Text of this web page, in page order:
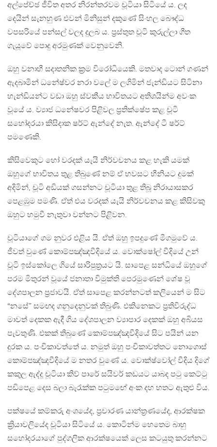
අල්පේච්ඡ ජීවිත අතර නිරන්තරවම චූටියා සිටියේ ය. ලද
දෙයින් සැනහුණ එවන් මිනිසුන් දකුණේ සිංහල බෞද්ධ
වපසරියේ පන්සල් වලද දුලබ ය. ප්‍රස්තුත චූටි කුරුල්ලා ගීත
ගැයූවේ පොදු අරමුණක් වෙනුවෙනි.
ඔහු වනාහී සදාතනික ක්‍රම විරෝධියෙකි. මතවාද ටොන් ගණන්
ඇදබාමින් ධනේෂ්වර නරා වලේ ම ලගිමින් ජැන්ඩියට සිටිනා
හැන්ඩියන්ට වඩා ඔහු ස්වකීය භාවිතයට අතිශයින්ම අවංක
වූයේ ය. ව්‍යාජ ධනේෂවර පිළිවල ප්‍රතික්ෂේප කළ චූටි
සහෝදරයා කිසිදාක ෂර්ට් ඇන්දේ නැත. ඇන්දේ ටී ෂර්ට්
පමණෙකි.
කිසිවෙකුට හෝ වරදක් යැයි නිර්වචනය කළ හැකි යමක්
ඔහුගේ භාවිතය තුළ තිබුණේ නම් ඒ හවසට හීනියට දුමක්
අදිමින්, චූටි අඩියක් ගසන්නට චූටියා තුළ තිබූ නිරායාසකර
පෙළඹුම පමණි. ඒත් එය වරදක් යැයි නිර්වචනය කළ කිසිවකු
ඔහුට හමුවී නැතුවා වන්නට පිළිවන.
චූටියාගේ ගම නුවර එළිය යි. ඒත් ඔහු ඉපදුණේ මීගමුවේ ය.
ජීවත් වුණේ කොම්පඤ්ඤවීදියේ ය. වොක්ෂෝල් වීදියේ උන්
චූටි ඉස්කෝලෙ ගියේ සාරිපුත්‍රයට යි. සාපෙළ සන්ධියේ ඔහුගේ
පරම මිතුරන් වූයේ ජනාතා විමුක්ති පෙරමුණෙන් ශේෂ වූ
දේශපාලන ප්‍රජාවයි. ඒත් සාපෙළ කරන්නටත් කලියෙන් ම සිට
“නසේ” සමඟද ගනුදෙනුවක් තිබුණි. එකිනෙකට ප්‍රතිවිරුද්ධ
මාවත් දෙකක ඇදී ගිය දේශපාලන ව්‍යාපාර දෙකක් ඔහු අබියස
පැවතුණි. එකක් තිබුණේ කොම්පඤ්ඤවීදියේ සිට පයින් යන
දුරක ය. පංචිකාවත්තේ ය. නමුත් ඔහු පංචිකාවත්තට නොගොස්
කොම්පඤ්ඤවීදියේ ම නතර වුණේ ය. වොක්ෂ්වෝල් වීදිය දිගේ
කකුල ඇද්දූ චූටියා කිව් පාරේ සයිවර් කඩයට යාබද පටු කෙට්ටු
පඩිපෙළ දෙස බලා බැරැක්ක පටුමඟේ අංක දහ හතට ඇතුළු විය.
පක්ෂයේ කම්කරු අංශයේද, ප්‍රචාරණ යාන්ත්‍රණයේද, ආරක්ෂක
ක්‍රියාවලියේද චූටියා සිටියේ ය. කොටින්ම හෙතෙම බාහු
සහෝදරයාගේ පුද්ගලික ආරක්ෂයෙක් ලෙස කටයුතු කරන්නට